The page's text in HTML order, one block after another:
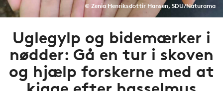
© Zenia Henriksdottir Hansen, SDU/Naturama
Uglegylp og bidemærker i
nødder: Gå en tur i skoven
og hjælp forskerne med at